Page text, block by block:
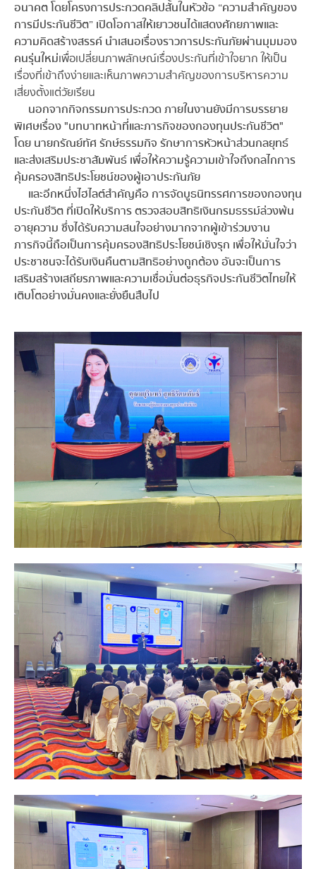
อนาคต โดยโครงการประกวดคลิปสั้นในหัวข้อ “ความสำคัญของ
การมีประกันชีวิต” เปิดโอกาสให้เยาวชนได้แสดงศักยภาพและ
ความคิดสร้างสรรค์ นำเสนอเรื่องราวการประกันภัยผ่านมุมมอง
คนรุ่นใหม่เพื่อเปลี่ยนภาพลักษณ์เรื่องประกันที่เข้าใจยาก ให้เป็น
เรื่องที่เข้าถึงง่ายและเห็นภาพความสำคัญของการบริหารความ
เสี่ยงตั้งแต่วัยเรียน
นอกจากกิจกรรมการประกวด ภายในงานยังมีการบรรยาย
พิเศษเรื่อง "บทบาทหน้าที่และภารกิจของกองทุนประกันชีวิต"
โดย นายกรัณย์ทัศ รักษ์ธรรมกิจ รักษาการหัวหน้าส่วนกลยุทธ์
และส่งเสริมประชาสัมพันธ์ เพื่อให้ความรู้ความเข้าใจถึงกลไกการ
คุ้มครองสิทธิประโยชน์ของผู้เอาประกันภัย
และอีกหนึ่งไฮไลต์สำคัญคือ การจัดบูธนิทรรศการของกองทุน
ประกันชีวิต ที่เปิดให้บริการ ตรวจสอบสิทธิเงินกรมธรรม์ล่วงพ้น
อายุความ ซึ่งได้รับความสนใจอย่างมากจากผู้เข้าร่วมงาน
ภารกิจนี้ถือเป็นการคุ้มครองสิทธิประโยชน์เชิงรุก เพื่อให้มั่นใจว่า
ประชาชนจะได้รับเงินคืนตามสิทธิอย่างถูกต้อง อันจะเป็นการ
เสริมสร้างเสถียรภาพและความเชื่อมั่นต่อธุรกิจประกันชีวิตไทยให้
เติบโตอย่างมั่นคงและยั่งยืนสืบไป